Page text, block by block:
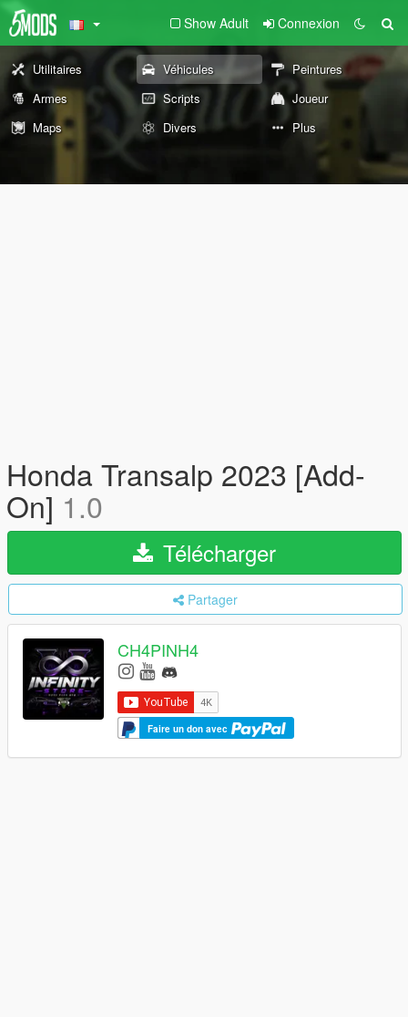
Show Adult Connexion
Utilitaires Véhicules
Peintures
Armes
Scripts
Joueur
Maps
Divers Plus
Honda Transalp 2023 [Add-
On] 1.0
Télécharger
Partager
CH4PINH4
Faire un don avec